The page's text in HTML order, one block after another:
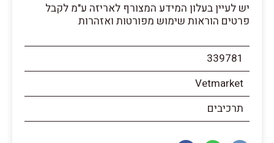
יש לעיין בעלון המידע המצורף לאריזה ע"מ לקבל
פרטים הוראות שימוש מפורטות ואזהרות
339781
Vetmarket
תרכיבים